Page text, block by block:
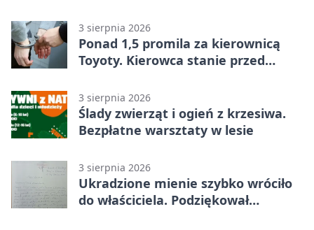
3 sierpnia 2026
Ponad 1,5 promila za kierownicą
Toyoty. Kierowca stanie przed
3 sierpnia 2026
Ślady zwierząt i ogień z krzesiwa.
Bezpłatne warsztaty w lesie
3 sierpnia 2026
Ukradzione mienie szybko wróciło
do właściciela. Podziękował